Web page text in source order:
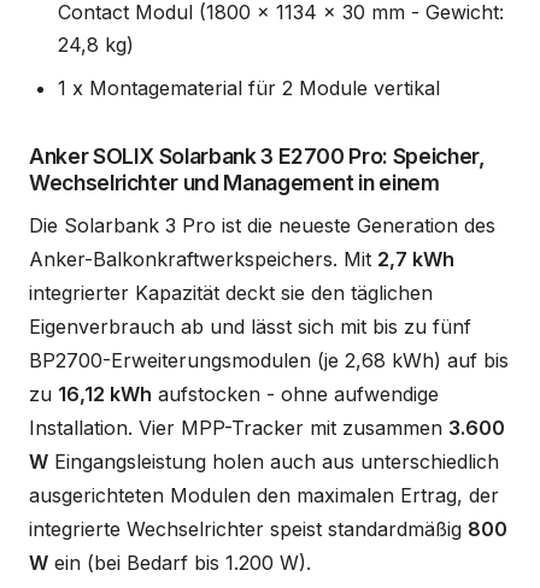
Contact Modul (1800 x 1134 x 30 mm - Gewicht:
24,8 kg)
1 x Montagematerial für 2 Module vertikal
Anker SOLIX Solarbank 3 E2700 Pro: Speicher,
Wechselrichter und Management in einem
Die Solarbank 3 Pro ist die neueste Generation des
Anker-Balkonkraftwerkspeichers. Mit 2,7 kWh
integrierter Kapazität deckt sie den täglichen
Eigenverbrauch ab und lässt sich mit bis zu fünf
BP2700-Erweiterungsmodulen (je 2,68 kWh) auf bis
zu 16,12 kWh aufstocken - ohne aufwendige
Installation. Vier MPP-Tracker mit zusammen 3.600
W Eingangsleistung holen auch aus unterschiedlich
ausgerichteten Modulen den maximalen Ertrag, der
integrierte Wechselrichter speist standardmäßig 800
W ein (bei Bedarf bis 1.200 W).